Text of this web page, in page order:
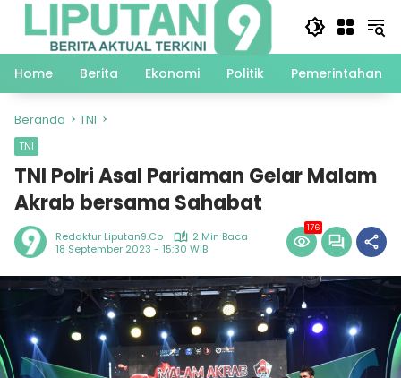
Langsung
Home
Berita Ekonomi Politik Pemerintahan
Beranda TNI
TNI
TNI Polri Asal Pariaman Gelar Malam
Akrab bersama Sahabat
Redaktur Liputan9.co
2 Min Baca
18 September 2023 - 15:30 WIB
176